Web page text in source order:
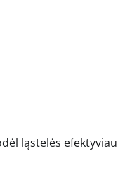
ląstelės efektyviau